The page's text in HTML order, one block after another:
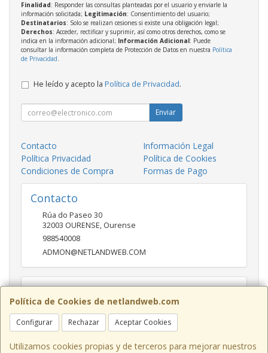
Política de Cookies de netlandweb.com
Configurar Rechazar Aceptar Cookies
Utilizamos cookies propias y de terceros para mejorar nuestros
Finalidad: Responder las consultas planteadas por el usuario y enviarle la
información solicitada; Legitimación: Consentimiento del usuario;
Destinatarios: Solo se realizan cesiones si existe una obligación legal;
Derechos: Acceder, rectificar y suprimir, así como otros derechos, como se
indica en la información adicional; Información Adicional: Puede
consultar la información completa de Protección de Datos en nuestra Política
de Privacidad.
He leído y acepto la Política de Privacidad.
Enviar
Contacto
Información Legal
Política Privacidad
Política de Cookies
Condiciones de Compra
Formas de Pago
Contacto
Rúa do Paseo 30
32003 OURENSE, Ourense
988540008
ADMON@NETLANDWEB.COM